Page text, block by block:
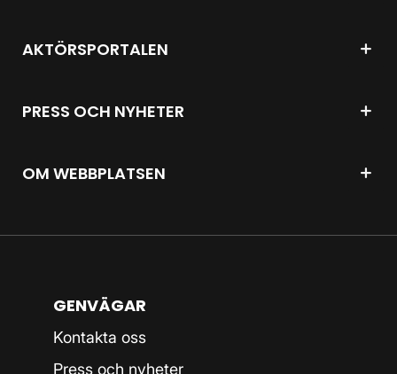
AKTÖRSPORTALEN
PRESS OCH NYHETER
OM WEBBPLATSEN
GENVÄGAR
Kontakta oss
Press och nyheter